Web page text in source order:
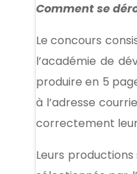
Comment se
Le concours
l’académie de
produire en 5
à l’adresse
correctement
Leurs